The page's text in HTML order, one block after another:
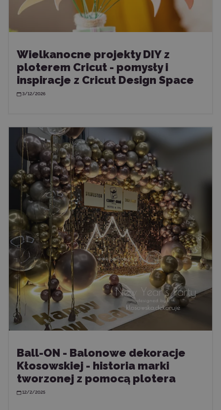
Wielkanocne projekty DIY z
ploterem Cricut - pomysły i
inspiracje z Cricut Design Space
3/12/2026
Ball-ON - Balonowe dekoracje
Kłosowskiej - historia marki
tworzonej z pomocą plotera
12/2/2025